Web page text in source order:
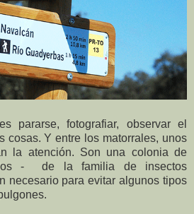
pararse, fotografiar, observar el
cosas. Y entre los matorrales, unos
la atención. Son una colonia de
- de la familia de insectos
necesario para evitar algunos tipos